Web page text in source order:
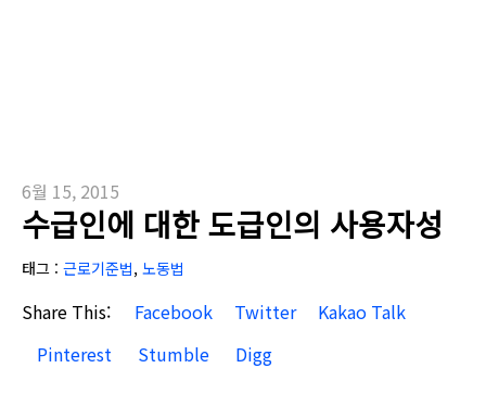
6월 15, 2015
수급인에 대한 도급인의 사용자성
태그 : 근로기준법, 노동법
Share This: Facebook Twitter
Kakao Talk
Pinterest
Stumble Digg